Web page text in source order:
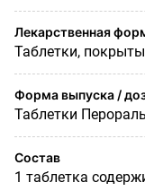
Лекарственная
Таблетки,
Форма выпуска /
Таблетки
Состав
1 таблетка